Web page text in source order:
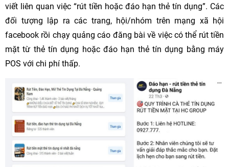
viết liên quan việc “rút tiền hoặc đáo hạn thẻ tín dụng”. Các
đối tượng lập ra các trang, hội/nhóm trên mạng xã hội
facebook rồi chạy quảng cáo đăng bài về việc có thể rút tiền
mặt từ thẻ tín dụng hoặc đáo hạn thẻ tín dụng bằng máy
POS với chi phí thấp.